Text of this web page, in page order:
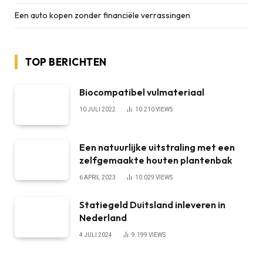
Een auto kopen zonder financiële verrassingen
TOP BERICHTEN
Biocompatibel vulmateriaal
10 JULI 2022 10.210VIEWS
Een natuurlijke uitstraling met een
zelfgemaakte houten plantenbak
6 APRIL 2023 10.029 VIEWS
Statiegeld Duitsland inleveren in
Nederland
4 JULI 2024 9.199 VIEWS